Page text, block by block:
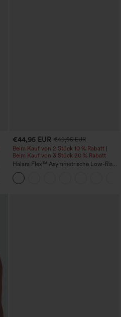
€44,95 EUR €49,95 EUR
Beim Kauf von 2 Stück 10 % Rabatt |
Beim Kauf von 3 Stück 20 % Rabatt
Halara Flex™ Asymmetrische Low-Rise-
Jeans mit Reißverschlusstaschen,
Baggy-Stil, weitem Bein, gewaschen,
lässig